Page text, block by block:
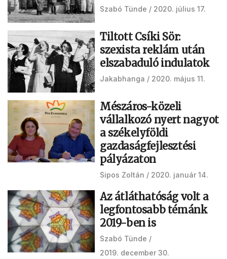
Szabó Tünde 2020. július 17.
Tiltott Csíki Sör:
szexista reklám után
elszabaduló indulatok
Jakabhanga 2020. május 11.
Mészáros-közeli
vállalkozó nyert nagyot
a székelyföldi
gazdaságfejlesztési
pályázaton
Sipos Zoltán 2020. január 14.
Az átláthatóság volt a
legfontosabb témánk
2019-ben is
Szabó Tünde
2019. december 30.